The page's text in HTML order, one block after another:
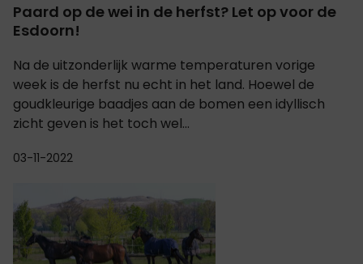
Paard op de wei in de herfst? Let op voor de
Esdoorn!
Na de uitzonderlijk warme temperaturen vorige
week is de herfst nu echt in het land. Hoewel de
goudkleurige baadjes aan de bomen een idyllisch
zicht geven is het toch wel...
03-11-2022